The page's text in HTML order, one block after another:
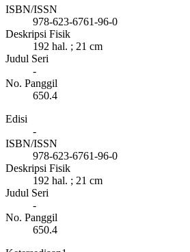
ISBN/ISSN
978-623-6761-96-0
Deskripsi Fisik
192 hal. ; 21 cm
Judul Seri
-
No. Panggil
650.4
Edisi
-
ISBN/ISSN
978-623-6761-96-0
Deskripsi Fisik
192 hal. ; 21 cm
Judul Seri
-
No. Panggil
650.4